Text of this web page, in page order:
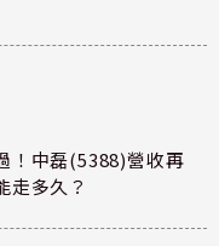
！中磊(5388)營收再
走多久？